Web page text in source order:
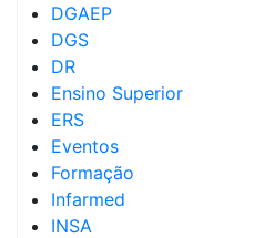
DGAEP
DGS
DR
Ensino Superior
ERS
Eventos
Formação
Infarmed
INSA